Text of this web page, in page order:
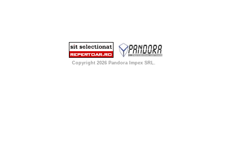
Copyright 2026 Pandora Impex SRL.